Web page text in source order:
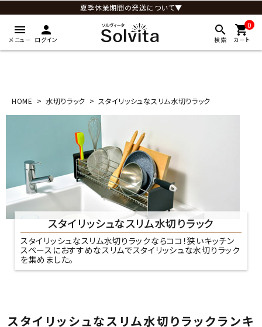
夏季休業期間の発送について▼
menu
メニュー
person
ログイン
search
検索
0
shopping_cart
カート
HOME 水切りラック スタイリッシュなスリム水切りラック
スタイリッシュなスリム水切りラック
スタイリッシュなスリム水切りラックならココ！狭いキッチン
スペースにおすすめなスリムでスタイリッシュな水切りラック
を集めました。
スタイリッシュなスリム水切りラックランキ